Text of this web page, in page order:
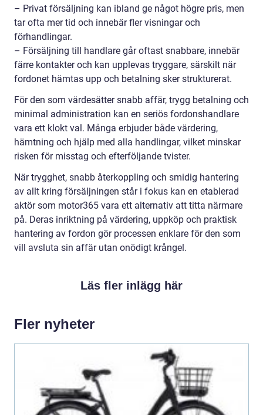
– Privat försäljning kan ibland ge något högre pris, men
tar ofta mer tid och innebär fler visningar och
förhandlingar.
– Försäljning till handlare går oftast snabbare, innebär
färre kontakter och kan upplevas tryggare, särskilt när
fordonet hämtas upp och betalning sker strukturerat.
För den som värdesätter snabb affär, trygg betalning och
minimal administration kan en seriös fordonshandlare
vara ett klokt val. Många erbjuder både värdering,
hämtning och hjälp med alla handlingar, vilket minskar
risken för misstag och efterföljande tvister.
När trygghet, snabb återkoppling och smidig hantering
av allt kring försäljningen står i fokus kan en etablerad
aktör som motor365 vara ett alternativ att titta närmare
på. Deras inriktning på värdering, uppköp och praktisk
hantering av fordon gör processen enklare för den som
vill avsluta sin affär utan onödigt krångel.
Läs fler inlägg här
Fler nyheter